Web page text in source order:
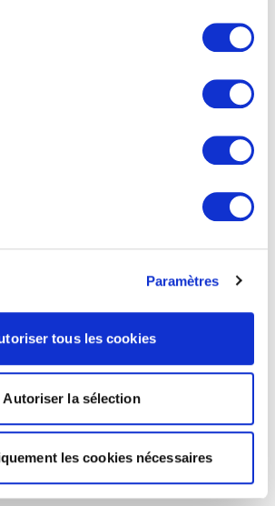
Paramètres
tous les cookies
Autoriser la sélection
les cookies nécessaires